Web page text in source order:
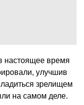
настоящее время
улучшив
зрелищем
на самом деле.